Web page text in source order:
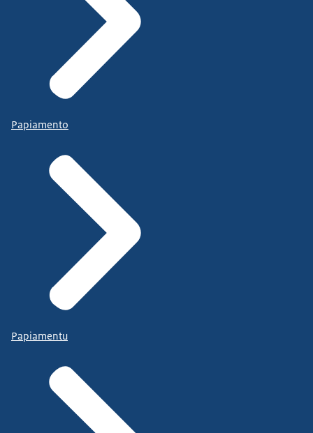
Papiamento
Papiamentu